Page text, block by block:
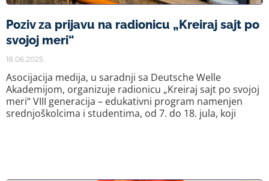
Poziv za prijavu na radionicu „Kreiraj sajt po
svojoj meri“
18.06.2025.
Asocijacija medija, u saradnji sa Deutsche Welle
Akademijom, organizuje radionicu „Kreiraj sajt po svojoj
meri“ VIII generacija – edukativni program namenjen
srednjoškolcima i studentima, od 7. do 18. jula, koji